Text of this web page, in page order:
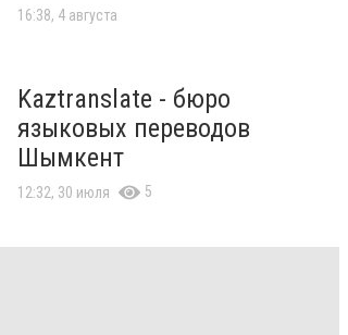
16:38, 4 августа
Kaztranslate - бюро
языковых переводов
Шымкент
12:32, 30 июля 5